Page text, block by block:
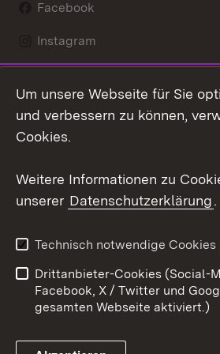
Facebook
Instagram
Mastodon
Youtube
Kontakt
Barrierefreiheit
Impressum
Um unsere Webseite für Sie
und verbessern zu können,
Cookies.
Weitere Informationen zu
unserer Datenschutzerklärung.
Technisch notwendige Cookies
Drittanbieter-Cookies (Social-
Facebook, X / Twitter und
gesamten Webseite aktiviert.)